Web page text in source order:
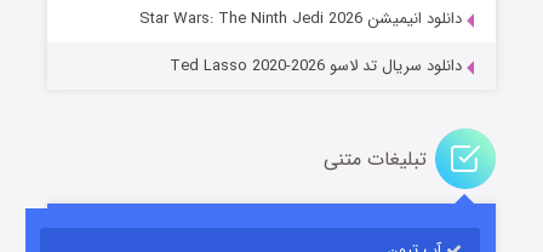
دانلود انیمیشن Star Wars: The Ninth Jedi 2026
دانلود سریال تد لاسو Ted Lasso 2020-2026
تبلیغات متنی